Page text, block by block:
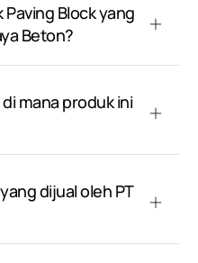
Block yang
Beton?
mana produk ini
dijual oleh PT